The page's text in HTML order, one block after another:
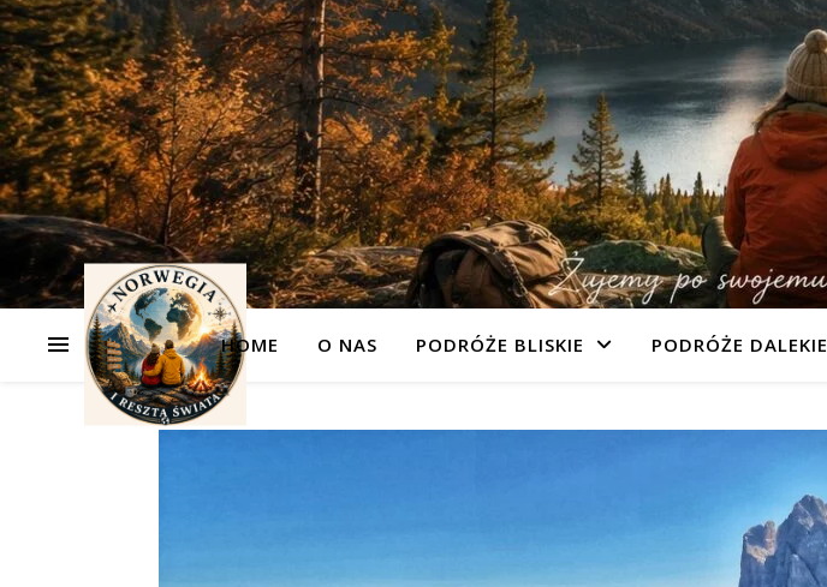
HOME O NAS PODRÓŻE BLISKIE PODRÓŻE DALEKIE